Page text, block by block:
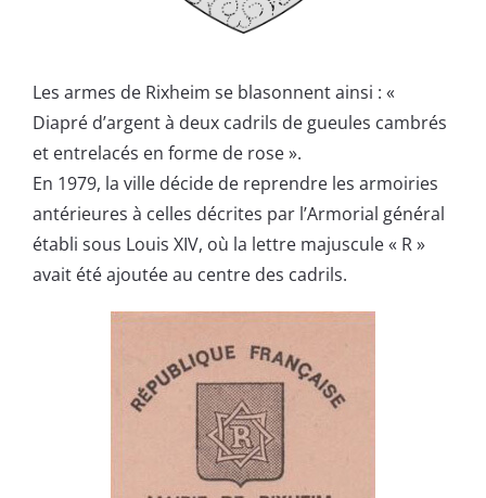
Les armes de Rixheim se blasonnent ainsi : «
Diapré d’argent à deux cadrils de gueules cambrés
et entrelacés en forme de rose ».
En 1979, la ville décide de reprendre les armoiries
antérieures à celles décrites par l’Armorial général
établi sous Louis XIV, où la lettre majuscule « R »
avait été ajoutée au centre des cadrils.